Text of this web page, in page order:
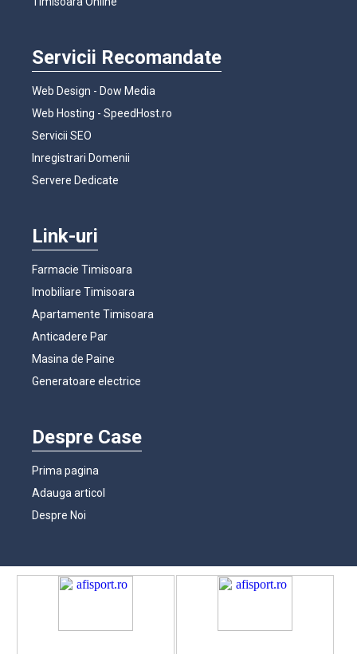
Servicii Recomandate
Web Design - Dow Media
Web Hosting - SpeedHost.ro
Servicii SEO
Inregistrari Domenii
Servere Dedicate
Link-uri
Farmacie Timisoara
Imobiliare Timisoara
Apartamente Timisoara
Anticadere Par
Masina de Paine
Generatoare electrice
Despre Case
Prima pagina
Adauga articol
Despre Noi